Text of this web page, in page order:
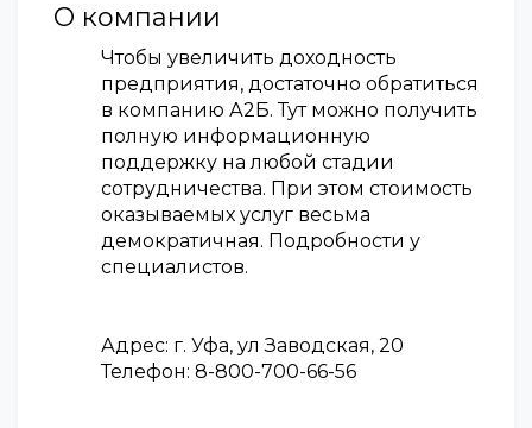
О компании
Чтобы увеличить доходность
предприятия, достаточно обратиться
в компанию А2Б. Тут можно получить
полную информационную
поддержку на любой стадии
сотрудничества. При этом стоимость
оказываемых услуг весьма
демократичная. Подробности у
специалистов.
Адрес: г. Уфа, ул Заводская, 20
Телефон: 8-800-700-66-56